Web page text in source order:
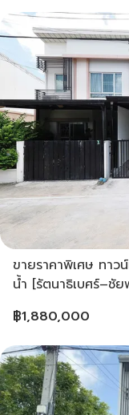
ขายราคาพิเศษ ทา
น้ำ [รัตนาธิเบศร์–ชั
฿1,880,000